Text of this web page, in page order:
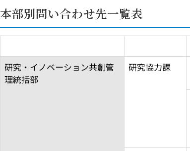
本部別問い合わせ先一覧表
研究・イノベーション共創管
理統括部
研究協力課